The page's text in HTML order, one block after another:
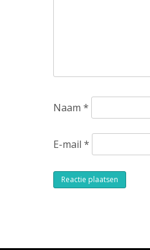
Naam *
E-mail *